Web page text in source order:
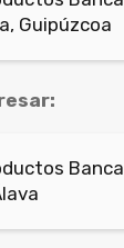
Guipúzcoa